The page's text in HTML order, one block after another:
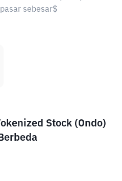
sebesar$
Stock (Ondo)